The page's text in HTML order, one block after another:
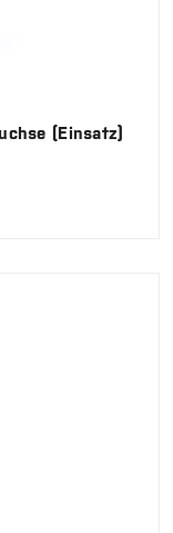
(Einsatz)